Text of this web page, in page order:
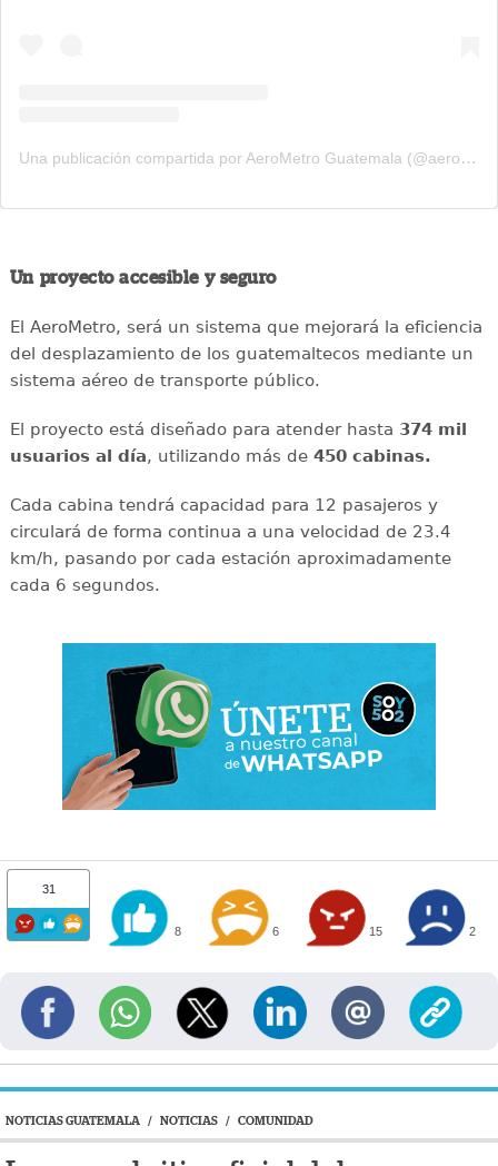
Una publicación compartida por AeroMetro Guatemala (@aerometrogt)
Un proyecto accesible y seguro
El AeroMetro, será un sistema que mejorará la eficiencia
del desplazamiento de los guatemaltecos mediante un
sistema aéreo de transporte público.
El proyecto está diseñado para atender hasta 374 mil
usuarios al día, utilizando más de 450 cabinas.
Cada cabina tendrá capacidad para 12 pasajeros y
circulará de forma continua a una velocidad de 23.4
km/h, pasando por cada estación aproximadamente
cada 6 segundos.
31
8 6 15 2
NOTICIAS GUATEMALA / NOTICIAS / COMUNIDAD